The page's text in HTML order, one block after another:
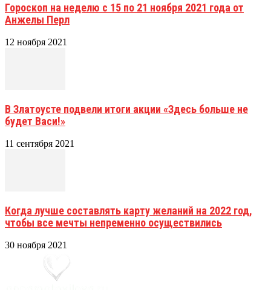
Гороскоп на неделю с 15 по 21 ноября 2021 года от
Анжелы Перл
12 ноября 2021
В Златоусте подвели итоги акции «Здесь больше не
будет Васи!»
11 сентября 2021
Когда лучше составлять карту желаний на 2022 год,
чтобы все мечты непременно осуществились
30 ноября 2021